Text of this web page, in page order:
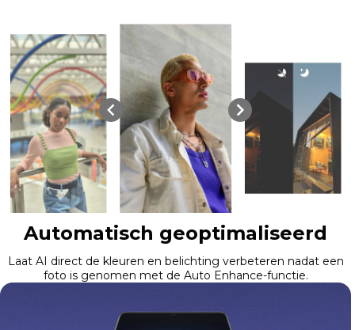
Automatisch geoptimaliseerd
Laat AI direct de kleuren en belichting verbeteren nadat een
foto is genomen met de Auto Enhance-functie.